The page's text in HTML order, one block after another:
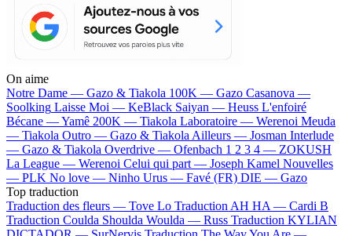
On aime
Notre Dame — Gazo & Tiakola 100K — Gazo Casanova —
Soolking Laisse Moi — KeBlack Saiyan — Heuss L'enfoiré
Bécane —Yamê 200K — Tiakola Laboratoire — Werenoi Meuda
— Tiakola Outro — Gazo & Tiakola Ailleurs — Josman Interlude
— Gazo & Tiakola Overdrive — Ofenbach 1 2 3 4 — ZOKUSH
La League — Werenoi Celui qui part — Joseph Kamel Nouvelles
— PLK No love — Ninho Urus — Favé (FR) DIE — Gazo
Top traduction
Traduction des fleurs — Tove Lo Traduction AH HA — Cardi B
Traduction Coulda Shoulda Woulda — Russ Traduction KYLIAN